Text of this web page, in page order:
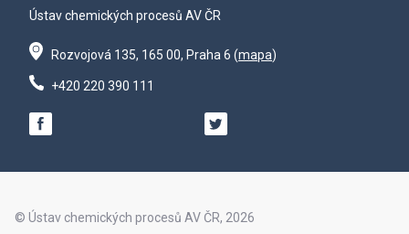
Ústav chemických procesů AV ČR
Rozvojová 135, 165 00, Praha 6 (mapa)
+420 220 390 111
© Ústav chemických procesů AV ČR, 2026